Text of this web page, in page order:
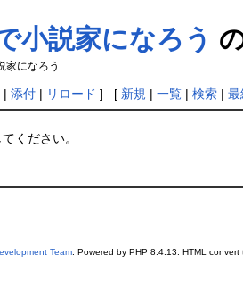
小説家になろう
家になろう
| 添付| リロード ] [ 新規 | 一覧| 検索| 最
ください。
Team. Powered by PHP 8.4.13. HTML convert